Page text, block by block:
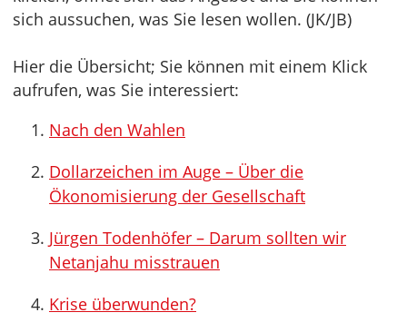
sich aussuchen, was Sie lesen wollen. (JK/JB)
Hier die Übersicht; Sie können mit einem Klick
aufrufen, was Sie interessiert:
Nach den Wahlen
Dollarzeichen im Auge – Über die
Ökonomisierung der Gesellschaft
Jürgen Todenhöfer – Darum sollten wir
Netanjahu misstrauen
Krise überwunden?